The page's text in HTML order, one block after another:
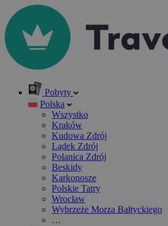
Pobyty
Polska
Wszystko
Kraków
Kudowa Zdrój
Lądek Zdrój
Polanica Zdrój
Beskidy
Karkonosze
Polskie Tatry
Wrocław
Wybrzeże Morza Bałtyckiego
…